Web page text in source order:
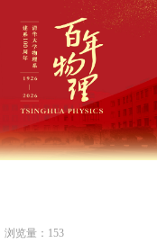
浏览量： 153